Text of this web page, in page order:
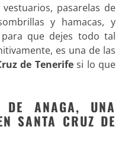
pasarelas de
y hamacas, y
que dejes todo tal
es una de las
de Tenerifesi lo que
ANAGA, UNA
SANTA CRUZ DE